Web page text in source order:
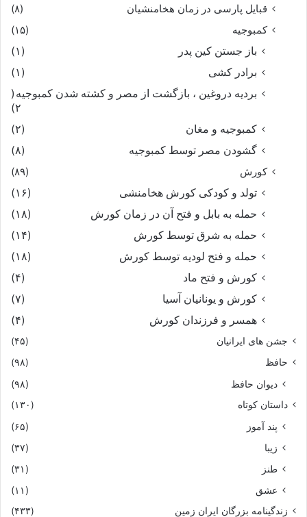
که بر یال و برشان بباید گریست‏
گذشته ز رستم بایران سوار
ندانم که با من کند کارزار
ازو شاد شد خسرو پاک دین
ستودش فراوان و کرد آفرین‏
بخوردند چیزى کجا یافتند
سوى راه بى‏راه بشتافتند
چو ترکان بنزدیک پیران شدند
چنان خسته و زار و گریان شدند
بر آشفت پیران بکلباد گفت
چه کردید با گیو و خسرو کجاست
سخن بر چه سانست برگوى راست‏
قبایل پارسی در زمان هخامنشیان
(۸)
کمبوجیه
(۱۵)
باز جستن کین پدر
(۱)
برادر کشی
(۱)
بردیه دروغین ، بازگشت از مصر و کشته شدن کمبوجیه (
۲)
کمبوجیه و مغان
(۲)
گشودن مصر توسط کمبوجیه
(۸)
کورش
(۸۹)
تولد و کودکی کورش هخامنشی
(۱۶)
حمله به بابل و فتح آن در زمان کورش
(۱۸)
حمله به شرق توسط کورش
(۱۴)
حمله و فتح لودیه توسط کورش
(۱۸)
کورش و فتح ماد
(۴)
کورش و یونانیان آسیا
(۷)
همسر و فرزندان کورش
(۴)
جشن های ایرانیان
(۴۵)
حافظ
(۹۸)
دیوان حافظ (۹۸)
داستان کوتاه (۱۳۰)
پند آموز
(۶۵)
زیبا
(۳۷)
طنز
(۳۱)
عشق
(۱۱)
زندگینامه بزرگان ایران زمین (۴۳۳)